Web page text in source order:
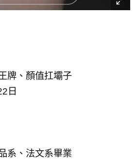
牌、顏值扛壩子
日
系、法文系畢業